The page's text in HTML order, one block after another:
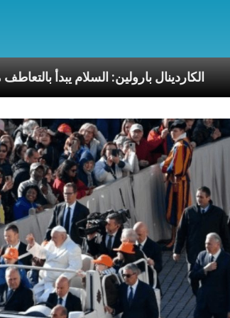
الكاردينال بارولين: الرسوليّة